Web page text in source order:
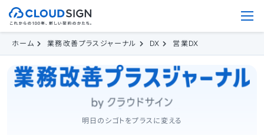
ホーム 業務改善プラスジャーナル DX 営業DX
明日のシゴトをプラスに変える